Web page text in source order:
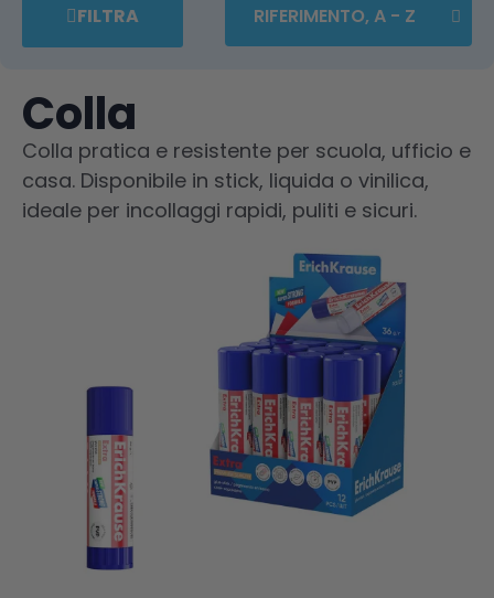
FILTRA
Colla
Colla pratica e resistente per scuola, ufficio e
casa. Disponibile in stick, liquida o vinilica,
ideale per incollaggi rapidi, puliti e sicuri.